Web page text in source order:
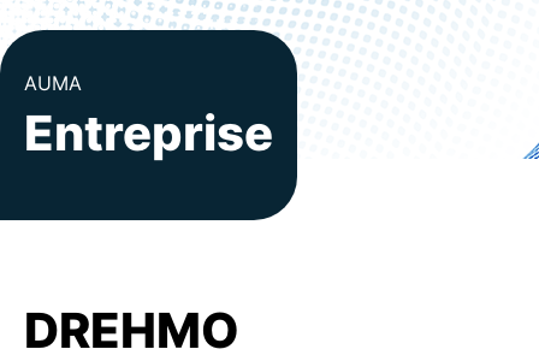
SAV support
Entreprise
Contact
Amérique du Nord
AUMA
Entreprise
DREHMO